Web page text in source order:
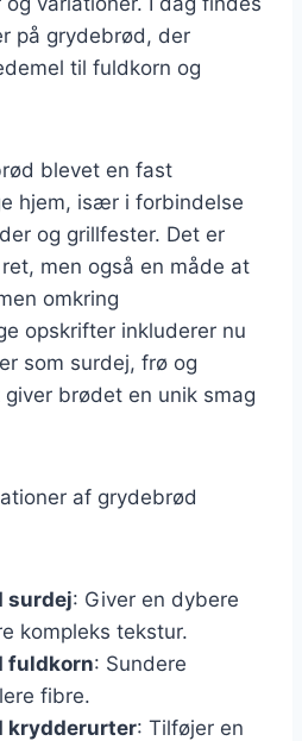
på grydebrød, der
til fuldkorn og
blevet en fast
hjem, især i forbindelse
og grillfester. Det er
men også en måde at
omkring
opskrifter inkluderer nu
som surdej, frø og
brødet en unik smag
af grydebrød
surdej: Giver en dybere
kompleks tekstur.
fuldkorn: Sundere
fibre.
krydderurter: Tilføjer en